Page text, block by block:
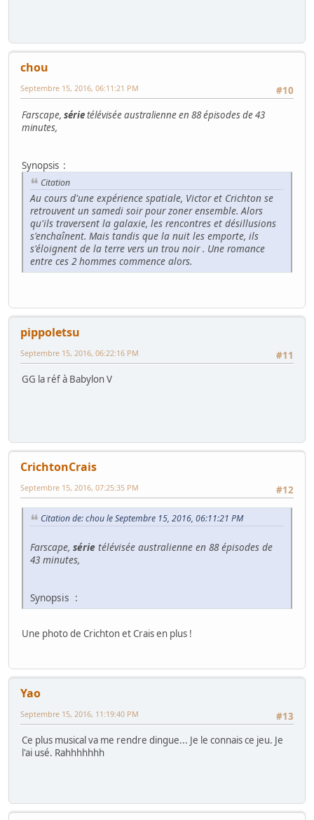
chou
#10
Septembre 15, 2016, 06:11:21 PM
Farscape, sérietélévisée australienne en 88 épisodes de 43
minutes,
Synopsis :
Citation
Au cours d'une expérience spatiale, Victor et Crichton se
retrouvent un samedi soir pour zoner ensemble. Alors
qu'ils traversent la galaxie, les rencontres et désillusions
s'enchaînent. Mais tandis que la nuit les emporte, ils
s'éloignent de la terre vers un trou noir . Une romance
entre ces 2 hommes commence alors.
pippoletsu
#11
Septembre 15, 2016, 06:22:16 PM
GG la réf à Babylon V
CrichtonCrais
#12
Septembre 15, 2016, 07:25:35 PM
Citation de: chou le Septembre 15, 2016, 06:11:21 PM
Farscape, série télévisée australienne en 88 épisodes de
43 minutes,
Synopsis :
Une photo de Crichton et Crais en plus !
Yao
#13
Septembre 15, 2016, 11:19:40 PM
Ce plus musical va me rendre dingue... Je le connais ce jeu. Je
l'ai usé. Rahhhhhhh